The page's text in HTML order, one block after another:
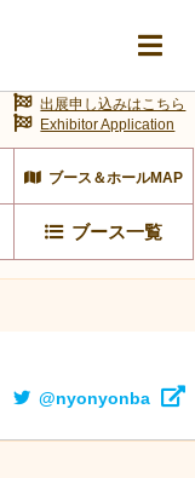
ブース＆ホールMAP
ブース一覧
出展申し込みはこちら
Exhibitor Application
@nyonyonba